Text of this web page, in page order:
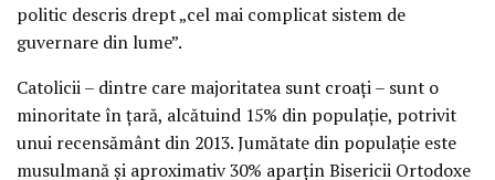
politic descris drept „cel mai complicat sistem de
guvernare din lume”.
Catolicii – dintre care majoritatea sunt croați – sunt o
minoritate în țară, alcătuind 15% din populație, potrivit
unui recensământ din 2013. Jumătate din populație este
musulmană și aproximativ 30% aparțin Bisericii Ortodoxe